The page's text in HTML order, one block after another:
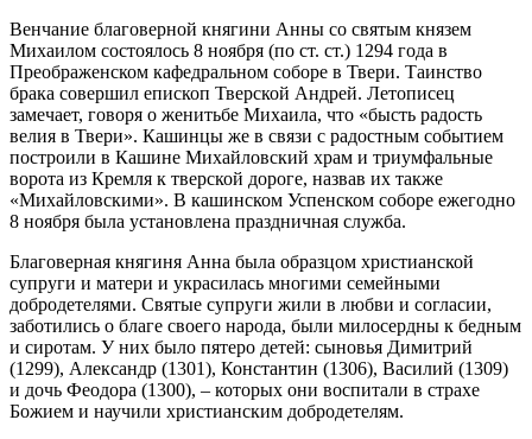
Венчание благоверной княгини Анны со святым князем
Михаилом состоялось 8 ноября (по ст. ст.) 1294 года в
Преображенском кафедральном соборе в Твери. Таинство
брака совершил епископ Тверской Андрей. Летописец
замечает, говоря о женитьбе Михаила, что «бысть радость
велия в Твери». Кашинцы же в связи с радостным событием
построили в Кашине Михайловский храм и триумфальные
ворота из Кремля к тверской дороге, назвав их также
«Михайловскими». В кашинском Успенском соборе ежегодно
8 ноября была установлена праздничная служба.
Благоверная княгиня Анна была образцом христианской
супруги и матери и украсилась многими семейными
добродетелями. Святые супруги жили в любви и согласии,
заботились о благе своего народа, были милосердны к бедным
и сиротам. У них было пятеро детей: сыновья Димитрий
(1299), Александр (1301), Константин (1306), Василий (1309)
и дочь Феодора (1300), – которых они воспитали в страхе
Божием и научили христианским добродетелям.